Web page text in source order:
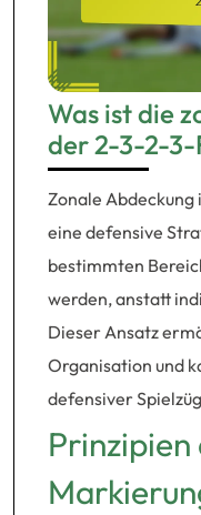
Was ist die
der 2-3-2-
Zonale
eine defensive
bestimmten
werden, anstatt
Dieser Ansatz
Organisation und
defensiver